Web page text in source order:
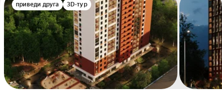
приведи друга 3D-тур